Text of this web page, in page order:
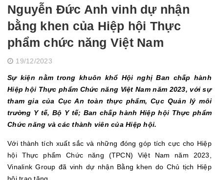
Nguyễn Đức Anh vinh dự nhận
bằng khen của Hiệp hội Thực
phẩm chức năng Việt Nam
19/12/2023
Sự kiện nằm trong khuôn khổ Hội nghị Ban chấp hành
Hiệp hội Thực phẩm Chức năng Việt Nam năm 2023, với sự
tham gia của Cục An toàn thực phẩm, Cục Quản lý môi
trường Y tế, Bộ Y tế; Ban chấp hành Hiệp hội Thực phẩm
Chức năng và các thành viên của Hiệp hội.
Với thành tích xuất sắc và những đóng góp tích cực cho Hiệp
hội Thực phẩm Chức năng (TPCN) Việt Nam năm 2023,
Vinalink Group đã vinh dự nhận Bằng khen do Chủ tịch Hiệp